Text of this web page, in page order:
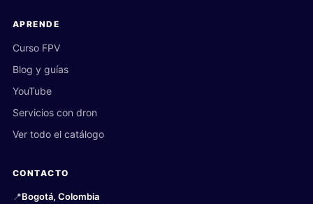
APRENDE
Curso FPV
Blog y guías
YouTube
Servicios con dron
Ver todo el catálogo
CONTACTO
📍Bogotá, Colombia